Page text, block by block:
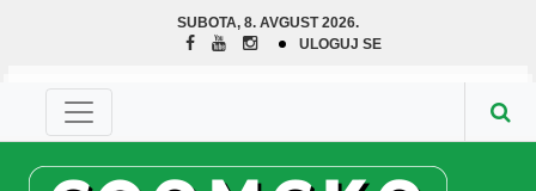
SUBOTA, 8. AVGUST 2026.
ULOGUJ SE